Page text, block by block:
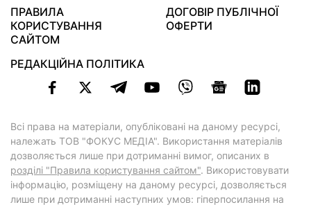
ПРАВИЛА
КОРИСТУВАННЯ
САЙТОМ
ДОГОВІР ПУБЛІЧНОЇ
ОФЕРТИ
РЕДАКЦІЙНА ПОЛІТИКА
Всі права на матеріали, опубліковані на даному ресурсі,
належать ТОВ "ФОКУС МЕДІА". Використання матеріалів
дозволяється лише при дотриманні вимог, описаних в
розділі "Правила користування сайтом". Використовувати
інформацію, розміщену на даному ресурсі, дозволяється
лише при дотриманні наступних умов: гіперпосилання на